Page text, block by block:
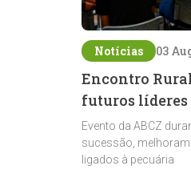
Notícias 03
Encontro
futuros líderes
Evento da ABCZ
sucessão,
ligados à pecuária